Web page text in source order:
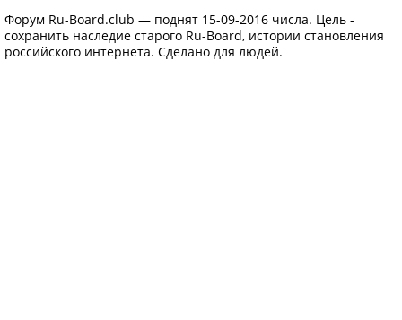
Форум Ru-Board.club — поднят 15-09-2016 числа. Цель -
сохранить наследие старого Ru-Board, истории становления
российского интернета. Сделано для людей.